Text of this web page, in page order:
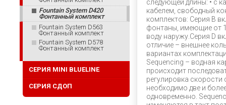
следующей длины: • с
кабелем, свободный
комплектов: Серия B
фонтаны, имеющие от 1
воду наружу.Серия D
отличие – внешнее
вариантах
Sequencing – водная
происходит
регулировка
необходимо две и
одновременно.
Fountain System D420
Фонтанный комплект
Fountain System D563
Фонтанный комплект
Fountain System D578
Фонтанный комплект
СЕРИЯ MINI BLUELINE
СЕРИЯ СДОП